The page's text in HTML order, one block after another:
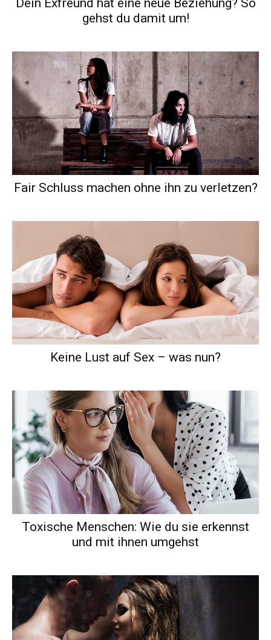
Dein Exfreund hat eine neue Beziehung? So
gehst du damit um!
Fair Schluss machen ohne ihn zu verletzen?
Keine Lust auf Sex – was nun?
Toxische Menschen: Wie du sie erkennst
und mit ihnen umgehst